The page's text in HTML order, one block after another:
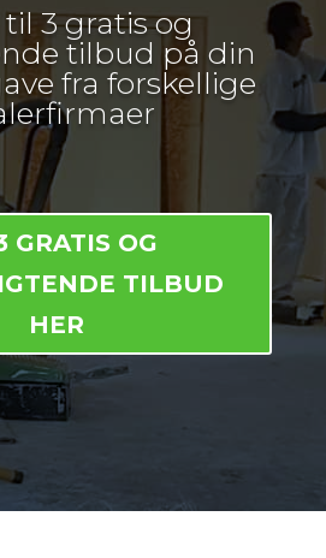
til 3 gratis og
tilbud på din
fra forskellige
GRATIS OG
TILBUD
HER